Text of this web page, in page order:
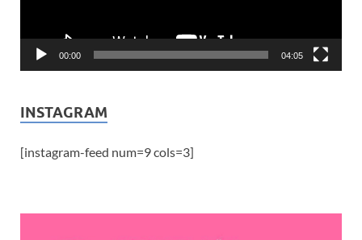
00:00 04:05
INSTAGRAM
[instagram-feed num=9 cols=3]